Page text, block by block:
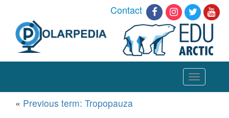
Contact
Toggle
navigation
« Previous term: Tropopauza